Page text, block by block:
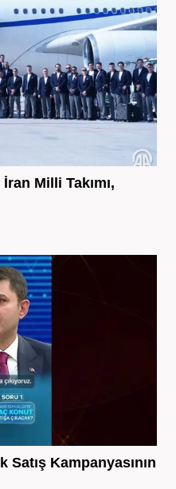
Milli Takımı,
Satış Kampanyasının